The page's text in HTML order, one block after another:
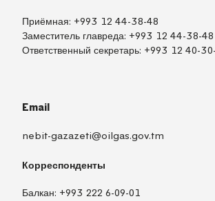
Приёмная: +993 12 44-38-48
Заместитель главреда: +993 12 44-38-48
Ответственный секретарь: +993 12 40-
Email
nebit-gazazeti@oilgas.gov.tm
Корреспонденты
Балкан: +993 222 6-09-01